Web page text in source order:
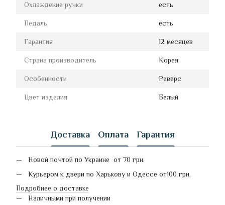
Охлаждение ручки есть
Педаль есть
Гарантия 12 месяцев
Страна производитель Корея
Особенности Реверс
Цвет изделия Белый
Доставка Оплата Гарантия
Новой почтой по Украине от 70 грн.
Курьером к двери по Харькову и Одессе от100 грн.
Подробнее о доставке
Наличными при получении